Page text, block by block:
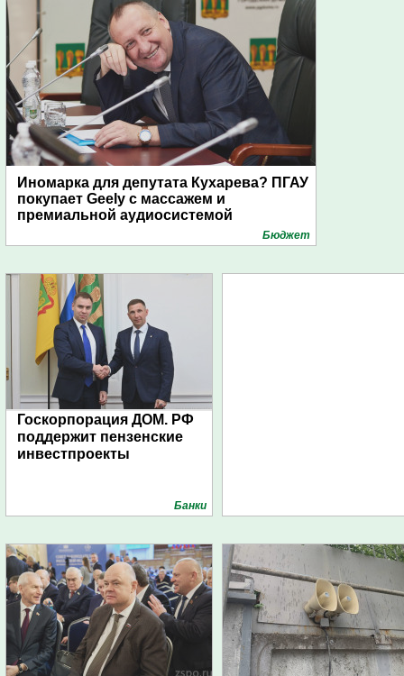
Иномарка для депутата Кухарева? ПГАУ
покупает Geely с массажем и
премиальной аудиосистемой
Бюджет
Госкорпорация ДОМ. РФ
поддержит пензенские
инвестпроекты
Банки